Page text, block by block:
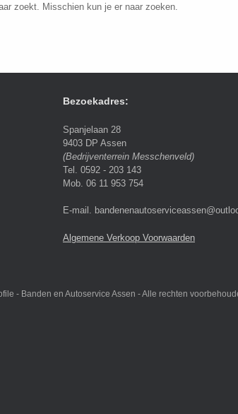
zoekt. Misschien kun je er naar zoeken.
Bezoekadres:
Spanjelaan 28
9403 DP Assen
(Bedrijventerrein Messchenveld)
Tel. 0592 - 203 143
Mob. 06 11 953 754
E-mail.
Algemene Verkoop Voorwaarden
- Banden en Autoservice Assen - Alle rechten